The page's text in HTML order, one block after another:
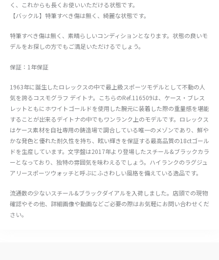
く、これからも長くお使いいただける状態です。
【バックル】特筆すべき傷は無く、綺麗な状態です。
特筆すべき傷は無く、素晴らしいコンディションとなります。状態の良いモ
デルをお探しの方でもご満足いただけるでしょう。
保証：1年保証
1963年に誕生したロレックスの中で最上級スポーツモデルとして不動の人
気を誇るコスモグラフ デイトナ。こちらのRef.116509は、ケース・ブレス
レットともにホワイトゴールドを使用した腕元に装着した際の重量感を堪能
することが出来るデイトナの中でもワンランク上のモデルです。ロレックス
はケース素材を自社専用の鋳造場で調合している唯一のメゾンであり、鮮や
かな発色と優れた耐久性を持ち、眩い輝きを保証する最高品質の18ctゴール
ドを生産しています。文字盤は2017年より登場したスチール&ブラックカラ
ーとなっており、独特の雰囲気を味わえるでしょう。ハイランクのラグジュ
アリースポーツウォッチと呼ぶにふさわしい風格を備えている逸品です。
流通数の少ないスチール&ブラックダイアルを入荷しました。店頭での現物
確認やその他、詳細画像や動画などご必要の際はお気軽にお問い合わせくだ
さい。